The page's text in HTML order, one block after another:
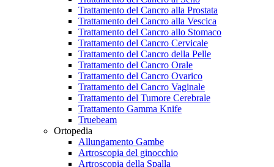
Trattamento del Cancro alla Prostata
Trattamento del Cancro alla Vescica
Trattamento del Cancro allo Stomaco
Trattamento del Cancro Cervicale
Trattamento del Cancro della Pelle
Trattamento del Cancro Orale
Trattamento del Cancro Ovarico
Trattamento del Cancro Vaginale
Trattamento del Tumore Cerebrale
Trattamento Gamma Knife
Truebeam
Ortopedia
Allungamento Gambe
Artroscopia del ginocchio
Artroscopia della Spalla